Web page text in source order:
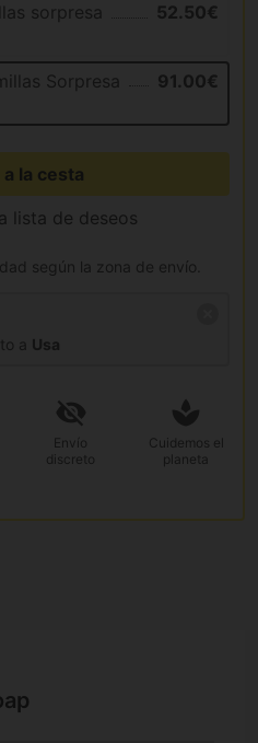
sorpresa 52.50€
Sorpresa 91.00€
la cesta
lista de deseos
según la zona de envío.
a Usa
Envío
discreto
Cuidemos el
planeta